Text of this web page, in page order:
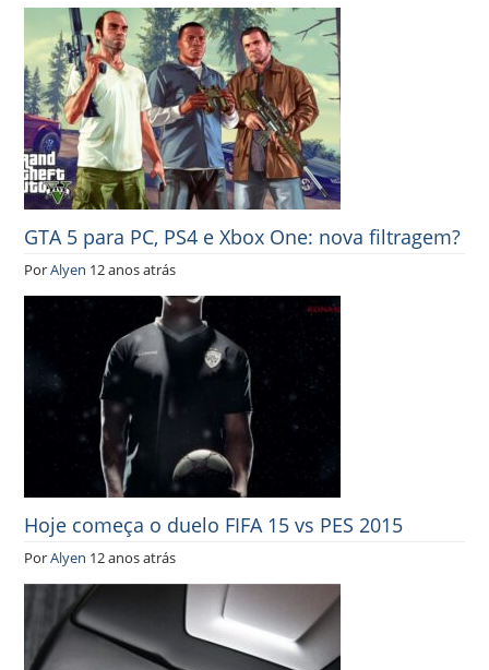
GTA 5 para PC, PS4 e Xbox One: nova filtragem?
PorAlyen 12 anos atrás
Hoje começa o duelo FIFA 15 vs PES 2015
PorAlyen 12 anos atrás